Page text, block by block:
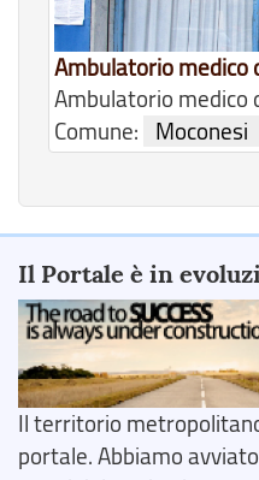
Ambulatorio medico
Ambulatorio medico
Comune:
Moconesi
Il Portale è in
Il territorio
portale. Abbiamo